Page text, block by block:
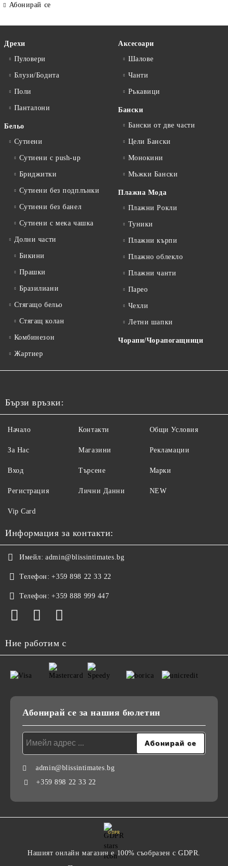
Абонирай се
Дрехи
Пуловери
Блузи/Бодита
Поли
Панталони
Бельо
Сутиени
Сутиени с push-up
Бриджитки
Сутиени без подплънки
Сутиени без банел
Сутиени с мека чашка
Долни части
Бикини
Прашки
Бразилиани
Стягащо бельо
Стягащ колан
Комбинезон
Жартиер
Аксесоари
Шалове
Чанти
Ръкавици
Бански
Бански от две части
Цели Бански
Монокини
Мъжки Бански
Плажна Мода
Плажни Рокли
Туники
Плажни кърпи
Плажно облекло
Плажни чанти
Парео
Чехли
Летни шапки
Чорапи/Чорапогащници
Бързи връзки:
Начало
За Нас
Вход
Регистрация
Контакти
Магазини
Търсене
Лични Данни
Общи Условия
Рекламации
Марки
NEW
Vip Card
Информация за контакти:
Имейл: admin@blissintimates.bg
Телефон: +359 898 22 33 22
Телефон: +359 888 999 447
Ние работим с
Абонирай се за нашия бюлетин
admin@blissintimates.bg
+359 898 22 33 22
GDPR
Нашият онлайн магазин е 100% съобразен с GDPR.